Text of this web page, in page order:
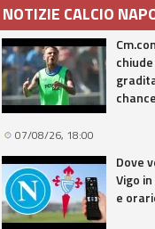
NOTIZIE CALCIO
07/08/26, 18:00
Dove
Vigo
e